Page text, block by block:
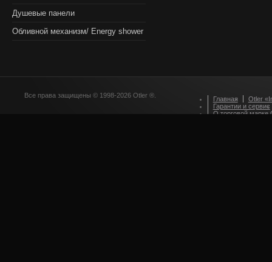
Душевые панели
Обливной механизм/ Energy shower
Все права защищены © 1998-2026 Otler ®. Главная
Otler
Гарантии и сервис
О торговой марке